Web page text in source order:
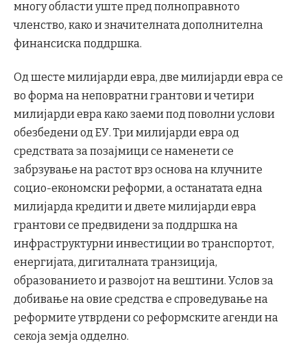
многу области уште пред полноправното
членство, како и значителната дополнителна
финансиска поддршка.
Од шесте милијарди евра, две милијарди евра се
во форма на неповратни грантови и четири
милијарди евра како заеми под поволни услови
обезбедени од ЕУ. Три милијарди евра од
средствата за позајмици се наменети се
забрзување на растот врз основа на клучните
социо-економски реформи, а останатата една
милијарда кредити и двете милијарди евра
грантови се предвидени за поддршка на
инфраструктурни инвестиции во транспортот,
енергијата, дигиталната транзиција,
образованието и развојот на вештини. Услов за
добивање на овие средства е спроведување на
реформите утврдени со реформските агенди на
секоја земја одделно.